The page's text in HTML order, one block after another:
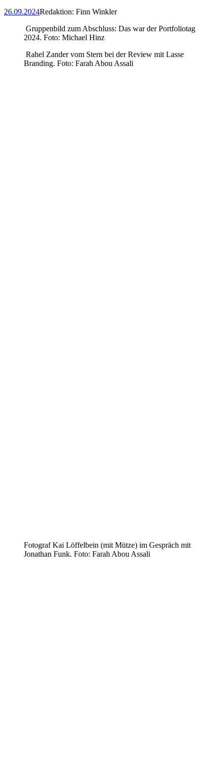
26.09.2024Redaktion: Finn Winkler
Gruppenbild zum Abschluss: Das war der Portfoliotag
2024. Foto: Michael Hinz
Rahel Zander vom Stern bei der Review mit Lasse
Branding. Foto: Farah Abou Assali
Fotograf Kai Löffelbein (mit Mütze) im Gespräch mit
Jonathan Funk. Foto: Farah Abou Assali